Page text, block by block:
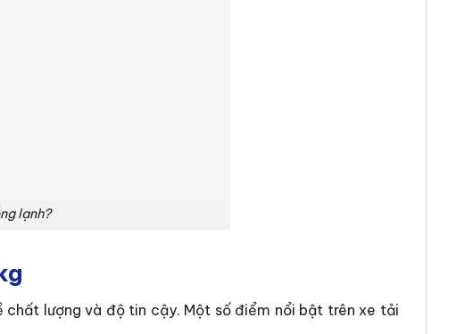
lạnh?
lượng và độ tin cậy. Một số điểm nổi bật trên xe tải